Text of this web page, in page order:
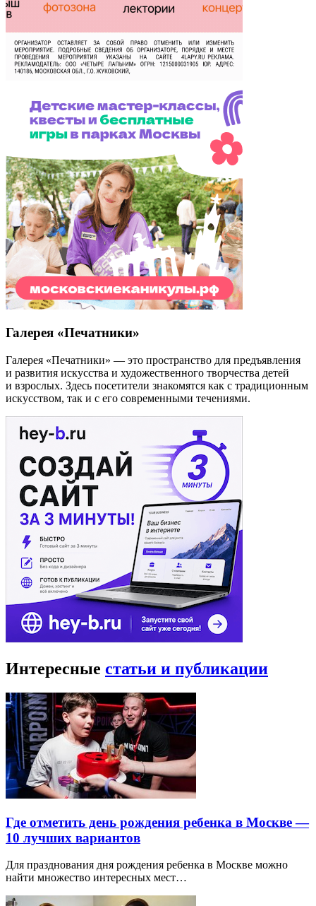
Галерея «Печатники»
Галерея «Печатники» — это пространство для предъявления
и развития искусства и художественного творчества детей
и взрослых. Здесь посетители знакомятся как с традиционным
искусством, так и с его современными течениями.
Интересные статьи и публикации
Где отметить день рождения ребенка в Москве —
10 лучших вариантов
Для празднования дня рождения ребенка в Москве можно
найти множество интересных мест…